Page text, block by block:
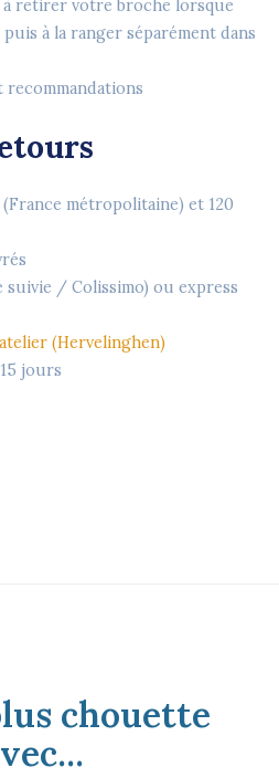
à retirer votre broche lorsque
à la ranger séparément dans
(France métropolitaine) et 120
/ Colissimo) ou express
(Hervelinghen)
15 jours
chouette